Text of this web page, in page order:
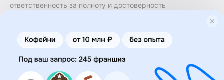
ответственность за полноту и достоверность
финансовые услуги. Заключение договоров
коммерческой концессии (франчайзинга) осуществляется
правообладателями/их представителями. Бизнесменс.ру
не является посредником или представителем
правообладателя и не несет ответственность за условия